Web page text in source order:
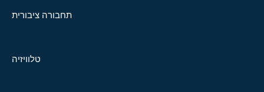
תחבורה ציבורית
טלוויזיה